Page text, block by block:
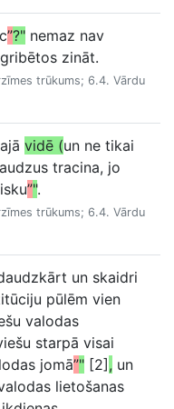
”?" nemaz nav
zināt.
trūkums; 6.4. Vārdu
vidē (un ne tikai
tracina, jo
”".
trūkums; 6.4. Vārdu
un skaidri
pūlēm vien
valodas
starpā visai
jomā”" [2] , un
lietošanas